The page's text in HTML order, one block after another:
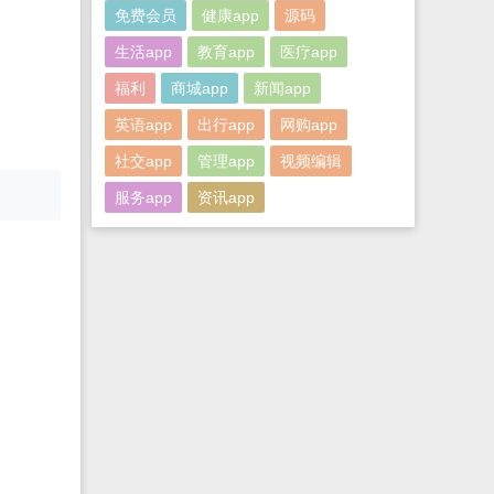
免费会员 健康app 源码
生活app 教育app 医疗app
福利 商城app 新闻app
英语app 出行app 网购app
社交app 管理app 视频编辑
服务app 资讯app